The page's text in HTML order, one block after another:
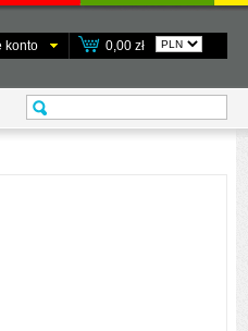
konto 0,00 zł